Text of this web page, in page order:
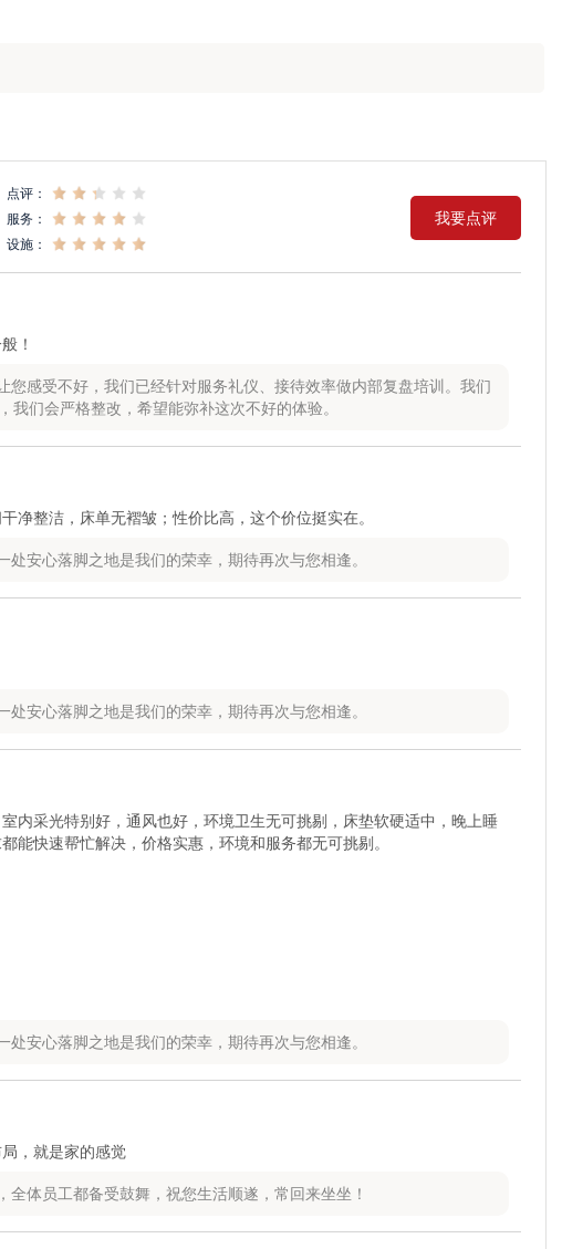
点评：
服务：
设施：
我要点评
！
您感受不好，我们已经针对服务礼仪、接待效率做内部复盘培训。我们
我们会严格整改，希望能弥补这次不好的体验。
净整洁，床单无褶皱；性价比高，这个价位挺实在。
处安心落脚之地是我们的荣幸，期待再次与您相逢。
处安心落脚之地是我们的荣幸，期待再次与您相逢。
内采光特别好，通风也好，环境卫生无可挑剔，床垫软硬适中，晚上睡
能快速帮忙解决，价格实惠，环境和服务都无可挑剔。
处安心落脚之地是我们的荣幸，期待再次与您相逢。
，就是家的感觉
全体员工都备受鼓舞，祝您生活顺遂，常回来坐坐！